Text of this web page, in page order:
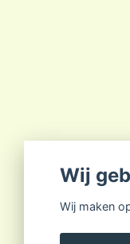
Wij
Wij maken